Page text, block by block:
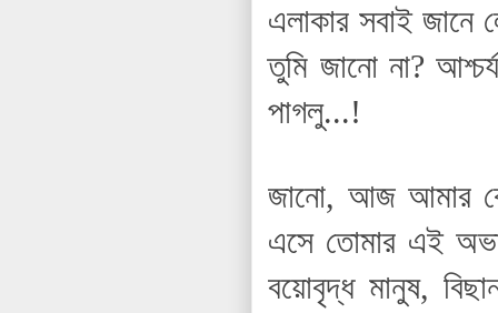
এলাকার সবাই জানে
তুমি জানো না?
পাগলু...!
জানো, আজ আমার
এসে তোমার এই
বয়োবৃদ্ধ মানুষ,